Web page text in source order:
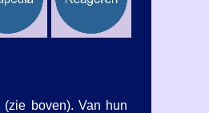
boven). Van hun